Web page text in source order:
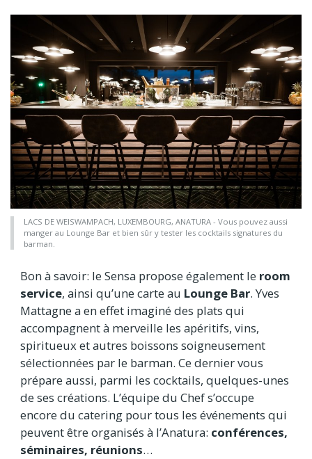
LACS DE WEISWAMPACH, LUXEMBOURG, ANATURA - Vous pouvez aussi
manger au Lounge Bar et bien sûr y tester les cocktails signatures du
barman.
Bon à savoir: le Sensa propose également le room
service, ainsi qu’une carte au Lounge Bar. Yves
Mattagne a en effet imaginé des plats qui
accompagnent à merveille les apéritifs, vins,
spiritueux et autres boissons soigneusement
sélectionnées par le barman. Ce dernier vous
prépare aussi, parmi les cocktails, quelques-unes
de ses créations. L’équipe du Chef s’occupe
encore du catering pour tous les événements qui
peuvent être organisés à l’Anatura: conférences,
séminaires, réunions…